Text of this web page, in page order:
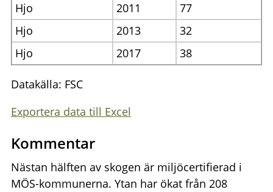
Hjo
2011
77
Hjo
2013
32
Hjo
2017 38
Datakälla: FSC
Exportera data till Excel
Kommentar
Nästan hälften av skogen är miljöcertifierad i
MÖS-kommunerna. Ytan har ökat från 208